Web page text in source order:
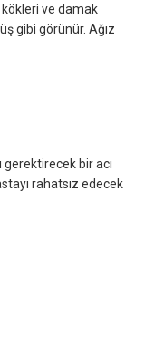
kökleri ve damak
gibi görünür. Ağız
gerektirecek bir acı
rahatsız edecek